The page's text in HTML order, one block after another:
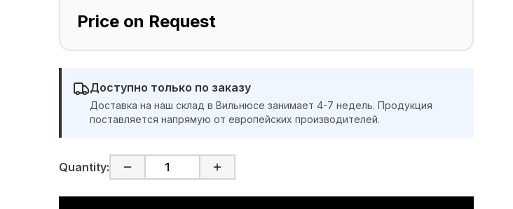
Price on Request
Доступно только по заказу
Доставка на наш склад в Вильнюсе занимает 4-7 недель. Продукция
поставляется напрямую от европейских производителей.
Quantity: